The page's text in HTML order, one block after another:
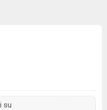
su